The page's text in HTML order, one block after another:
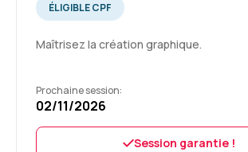
ÉLIGIBLE CPF
Maîtrisez la création graphique.
Prochaine session:
02/11/2026
Session garantie !